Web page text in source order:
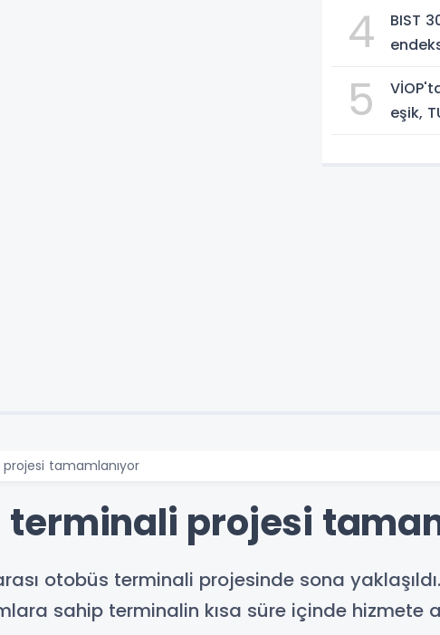
4
BIST
5
eşik,
tamamlanıyor
terminali projesi
otobüs terminali projesinde sona
sahip terminalin kısa süre içinde hizmete